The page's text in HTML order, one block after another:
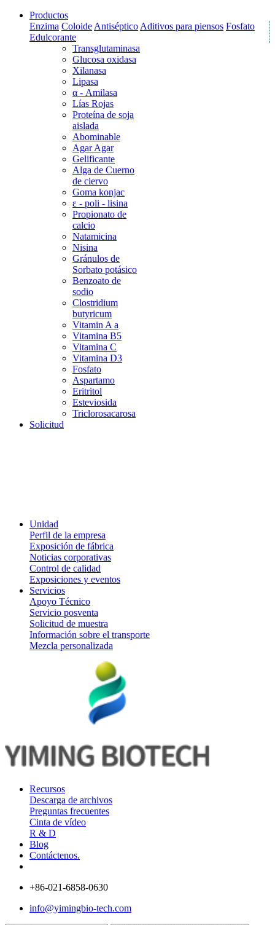
Productos
Enzima Coloide Antiséptico Aditivos para piensos Fosfato
Edulcorante
Transglutaminasa
Glucosa oxidasa
Xilanasa
Lipasa
α - Amilasa
Lías Rojas
Proteína de soja
aislada
Abominable
Agar Agar
Gelificante
Alga de Cuerno
de ciervo
Goma konjac
ε - poli - lisina
Propionato de
calcio
Natamicina
Nisina
Gránulos de
Sorbato potásico
Benzoato de
sodio
Clostridium
butyricum
Vitamin A a
Vitamina B5
Vitamina C
Vitamina D3
Fosfato
Aspartamo
Eritritol
Esteviosida
Triclorosacarosa
Solicitud
Unidad
Perfil de la empresa
Exposición de fábrica
Noticias corporativas
Control de calidad
Exposiciones y eventos
Servicios
Apoyo Técnico
Servicio posventa
Solicitud de muestra
Información sobre el transporte
Mezcla personalizada
Recursos
Descarga de archivos
Preguntas frecuentes
Cinta de vídeo
R & D
Blog
Contáctenos.
+86-021-6858-0630
info@yimingbio-tech.com